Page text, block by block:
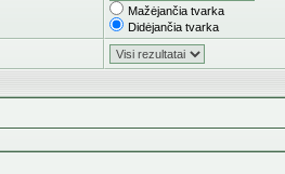
Mažėjančia tvarka
Didėjančia tvarka